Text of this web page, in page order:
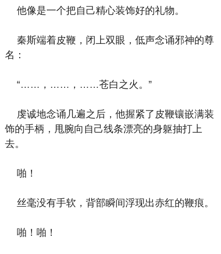
他像是一个把自己精心装饰好的礼物。
秦斯端着皮鞭，闭上双眼，低声念诵邪神的尊
名：
“……，……，……苍白之火。”
虔诚地念诵几遍之后，他握紧了皮鞭镶嵌满装
饰的手柄，甩腕向自己线条漂亮的身躯抽打上
去。
啪！
丝毫没有手软，背部瞬间浮现出赤红的鞭痕。
啪！啪！